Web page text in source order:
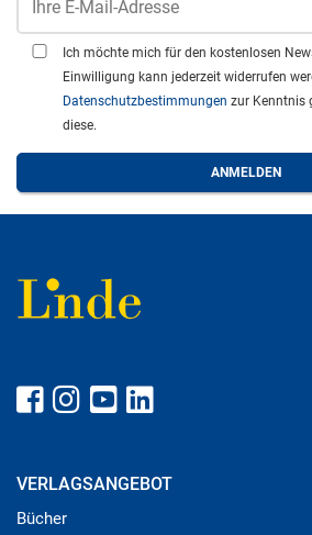
Ich möchte mich für den kostenlosen
Einwilligung kann jederzeit widerrufen
Datenschutzbestimmungen zur Kenntnis
diese.
VERLAGSANGEBOT
Bücher